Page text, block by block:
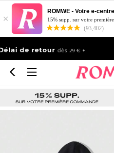
× 15% supp. sur votre
(93,402)